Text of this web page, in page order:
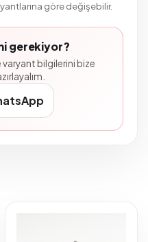
göre değişebilir.
gerekiyor?
varyant bilgilerini bize